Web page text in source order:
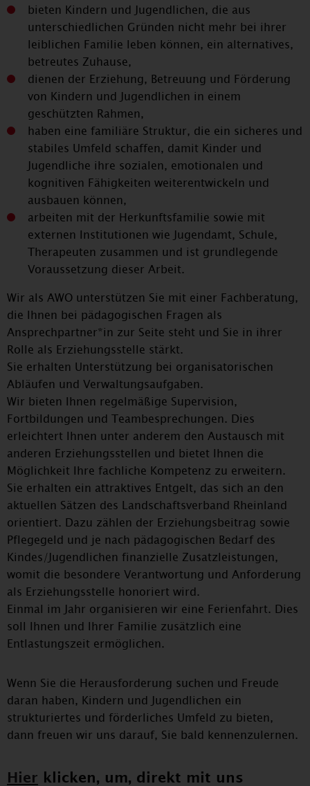
bieten Kindern und Jugendlichen, die aus
unterschiedlichen Gründen nicht mehr bei ihrer
leiblichen Familie leben können, ein alternatives,
betreutes Zuhause,
dienen der Erziehung, Betreuung und Förderung
von Kindern und Jugendlichen in einem
geschützten Rahmen,
haben eine familiäre Struktur, die ein sicheres und
stabiles Umfeld schaffen, damit Kinder und
Jugendliche ihre sozialen, emotionalen und
kognitiven Fähigkeiten weiterentwickeln und
ausbauen können,
arbeiten mit der Herkunftsfamilie sowie mit
externen Institutionen wie Jugendamt, Schule,
Therapeuten zusammen und ist grundlegende
Voraussetzung dieser Arbeit.
Wir als AWO unterstützen Sie mit einer Fachberatung,
die Ihnen bei pädagogischen Fragen als
Ansprechpartner*in zur Seite steht und Sie in ihrer
Rolle als Erziehungsstelle stärkt.
Sie erhalten Unterstützung bei organisatorischen
Abläufen und Verwaltungsaufgaben.
Wir bieten Ihnen regelmäßige Supervision,
Fortbildungen und Teambesprechungen. Dies
erleichtert Ihnen unter anderem den Austausch mit
anderen Erziehungsstellen und bietet Ihnen die
Möglichkeit Ihre fachliche Kompetenz zu erweitern.
Sie erhalten ein attraktives Entgelt, das sich an den
aktuellen Sätzen des Landschaftsverband Rheinland
orientiert. Dazu zählen der Erziehungsbeitrag sowie
Pflegegeld und je nach pädagogischen Bedarf des
Kindes/Jugendlichen finanzielle Zusatzleistungen,
womit die besondere Verantwortung und Anforderung
als Erziehungsstelle honoriert wird.
Einmal im Jahr organisieren wir eine Ferienfahrt. Dies
soll Ihnen und Ihrer Familie zusätzlich eine
Entlastungszeit ermöglichen.
Wenn Sie die Herausforderung suchen und Freude
daran haben, Kindern und Jugendlichen ein
strukturiertes und förderliches Umfeld zu bieten,
dann freuen wir uns darauf, Sie bald kennenzulernen.
Hier klicken, um, direkt mit uns